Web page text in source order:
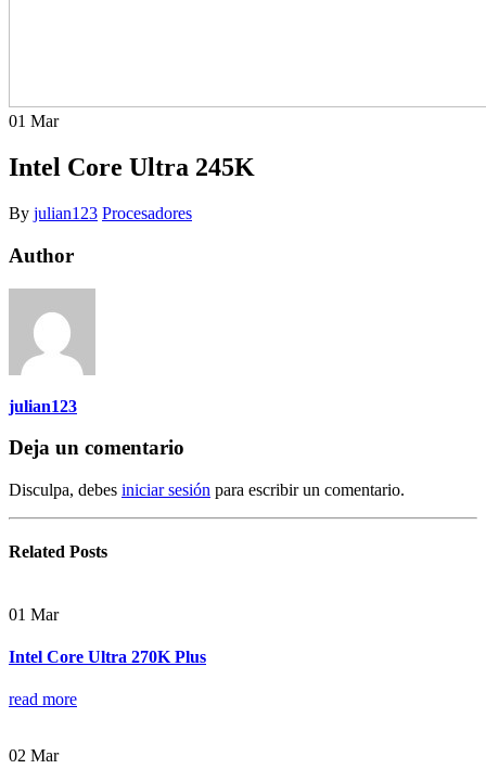
01 Mar
Intel Core Ultra 245K
By julian123 Procesadores
Author
julian123
Deja un comentario
Disculpa, debes iniciar sesión para escribir un comentario.
Related Posts
01 Mar
Intel Core Ultra 270K Plus
read more
02 Mar